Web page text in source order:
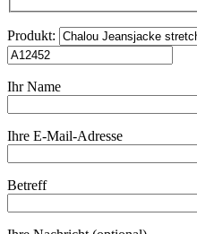
Produkt:
Ihr Name
Ihre E-Mail-Adresse
Betreff